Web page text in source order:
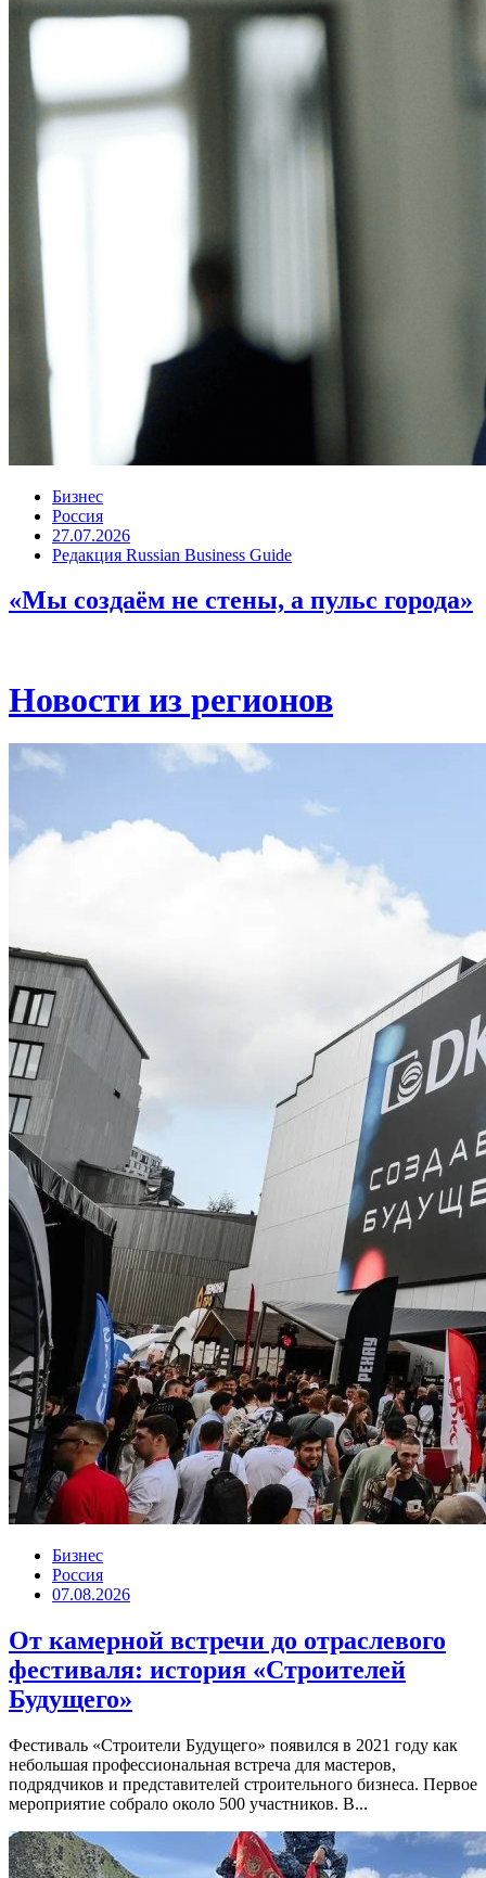
Бизнес
Россия
27.07.2026
Редакция Russian Business Guide
«Мы создаём не стены, а пульс города»
Новости из регионов
Бизнес
Россия
07.08.2026
От камерной встречи до отраслевого
фестиваля: история «Строителей
Будущего»
Фестиваль «Строители Будущего» появился в 2021 году как
небольшая профессиональная встреча для мастеров,
подрядчиков и представителей строительного бизнеса. Первое
мероприятие собрало около 500 участников. В...